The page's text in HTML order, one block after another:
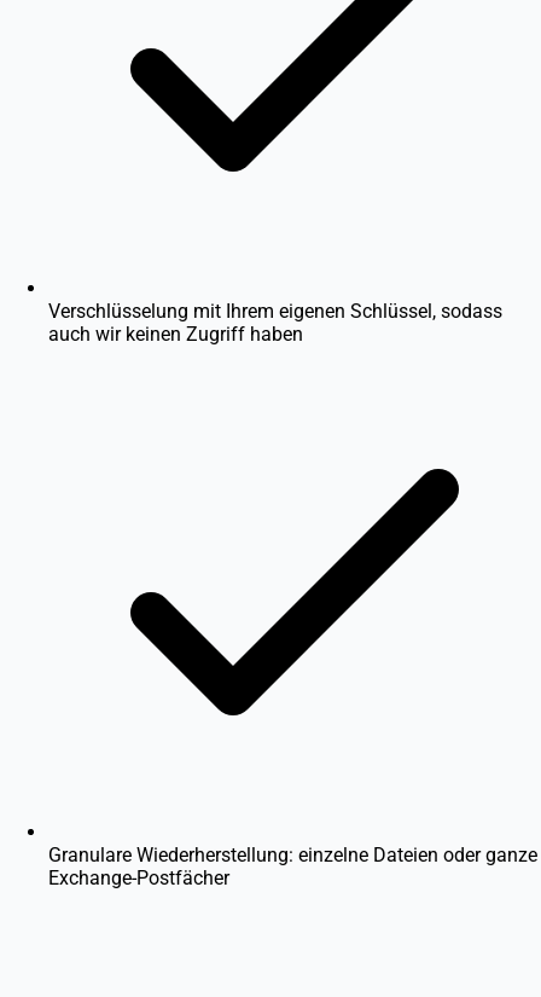
Verschlüsselung mit Ihrem eigenen Schlüssel, sodass
auch wir keinen Zugriff haben
Granulare Wiederherstellung: einzelne Dateien oder ganze
Exchange-Postfächer